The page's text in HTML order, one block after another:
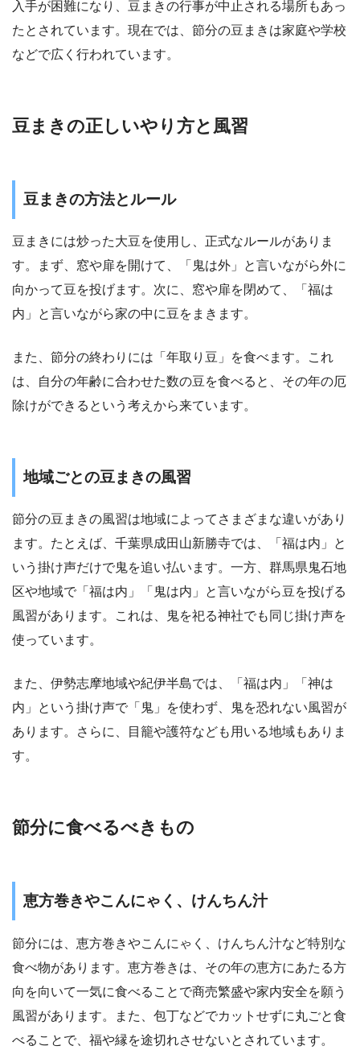
入手が困難になり、豆まきの行事が中止される場所もあっ
たとされています。現在では、節分の豆まきは家庭や学校
などで広く行われています。
豆まきの正しいやり方と風習
豆まきの方法とルール
豆まきには炒った大豆を使用し、正式なルールがありま
す。まず、窓や扉を開けて、「鬼は外」と言いながら外に
向かって豆を投げます。次に、窓や扉を閉めて、「福は
内」と言いながら家の中に豆をまきます。
また、節分の終わりには「年取り豆」を食べます。これ
は、自分の年齢に合わせた数の豆を食べると、その年の厄
除けができるという考えから来ています。
地域ごとの豆まきの風習
節分の豆まきの風習は地域によってさまざまな違いがあり
ます。たとえば、千葉県成田山新勝寺では、「福は内」と
いう掛け声だけで鬼を追い払います。一方、群馬県鬼石地
区や地域で「福は内」「鬼は内」と言いながら豆を投げる
風習があります。これは、鬼を祀る神社でも同じ掛け声を
使っています。
また、伊勢志摩地域や紀伊半島では、「福は内」「神は
内」という掛け声で「鬼」を使わず、鬼を恐れない風習が
あります。さらに、目籠や護符なども用いる地域もありま
す。
節分に食べるべきもの
恵方巻きやこんにゃく、けんちん汁
節分には、恵方巻きやこんにゃく、けんちん汁など特別な
食べ物があります。恵方巻きは、その年の恵方にあたる方
向を向いて一気に食べることで商売繁盛や家内安全を願う
風習があります。また、包丁などでカットせずに丸ごと食
べることで、福や縁を途切れさせないとされています。